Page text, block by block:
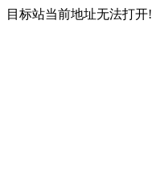
目标站当前地址无法打开!